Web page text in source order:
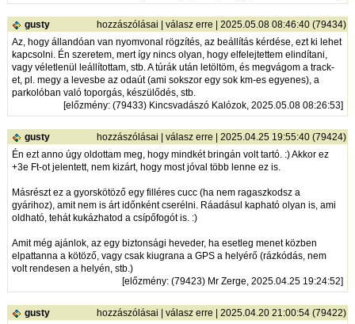
gusty hozzászólásai |válasz erre | 2025.05.08 08:46:40 (79434)
Az, hogy állandóan van nyomvonal rögzítés, az beállítás kérdése, ezt ki lehet
kapcsolni. Én szeretem, mert így nincs olyan, hogy elfelejtettem elindítani,
vagy véletlenül leállítottam, stb. A túrák után letöltöm, és megvágom a track-
et, pl. megy a levesbe az odaút (ami sokszor egy sok km-es egyenes), a
parkolóban való toporgás, készülődés, stb.
[előzmény: (79433) Kincsvadászó Kalózok, 2025.05.08 08:26:53]
gusty hozzászólásai |válasz erre | 2025.04.25 19:55:40 (79424)
Én ezt anno úgy oldottam meg, hogy mindkét bringán volt tartó. :) Akkor ez
+3e Ft-ot jelentett, nem kizárt, hogy most jóval több lenne ez is.
Másrészt ez a gyorskötöző egy filléres cucc (ha nem ragaszkodsz a
gyárihoz), amit nem is árt időnként cserélni. Ráadásul kapható olyan is, ami
oldható, tehát kukázhatod a csípőfogót is. :)
Amit még ajánlok, az egy biztonsági heveder, ha esetleg menet közben
elpattanna a kötöző, vagy csak kiugrana a GPS a helyérő (rázkódás, nem
volt rendesen a helyén, stb.)
[előzmény: (79423) Mr Zerge, 2025.04.25 19:24:52]
gusty hozzászólásai |válasz erre | 2025.04.20 21:00:54 (79422)